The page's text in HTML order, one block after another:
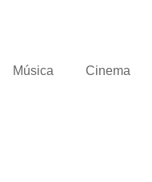
Música Cinema